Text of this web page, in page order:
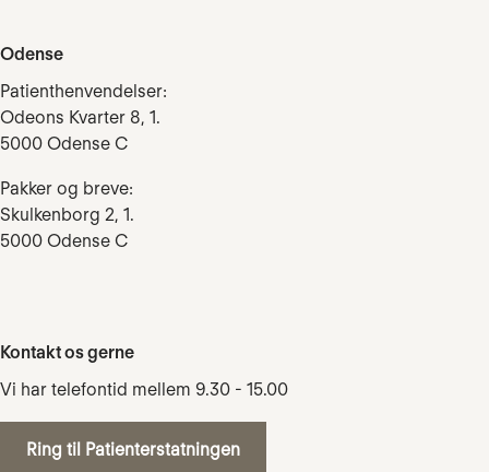
Odense
Patienthenvendelser:
Odeons Kvarter 8, 1.
5000 Odense C
Pakker og breve:
Skulkenborg 2, 1.
5000 Odense C
Kontakt os gerne
Vi har telefontid mellem 9.30 - 15.00
Ring til Patienterstatningen